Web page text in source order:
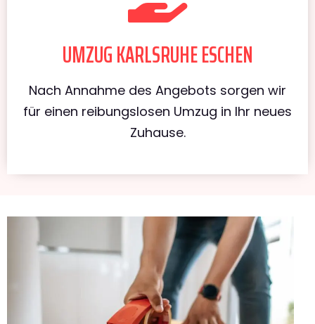
UMZUG KARLSRUHE ESCHEN
Nach Annahme des Angebots sorgen wir
für einen reibungslosen Umzug in Ihr neues
Zuhause.